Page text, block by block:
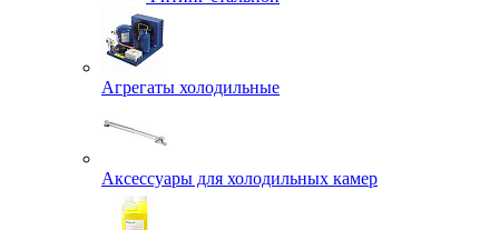
Агрегаты холодильные
Аксессуары для холодильных камер